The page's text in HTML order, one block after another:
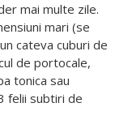
mai multe zile.
mari (se
cateva cuburi de
de portocale,
tonica sau
felii subtiri de